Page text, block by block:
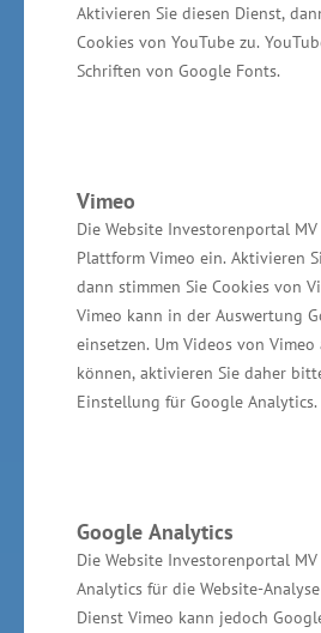
Aktivieren Sie diesen Dienst,
Cookies von YouTube zu.
Schriften von Google Fonts.
Vimeo
Die Website Investorenportal
Plattform Vimeo ein. Aktivieren
dann stimmen Sie Cookies von
Vimeo kann in der Auswertung
einsetzen. Um Videos von Vimeo
können, aktivieren Sie daher
Einstellung für Google Analytics.
Google Analytics
Die Website Investorenportal
Analytics für die Website-
Dienst Vimeo kann jedoch
Ministerium für Wirtschaft,
Tourismus und Arbeit
Invest in MV -
BioCon Valley®GmbH
Landesförderinstitut
(LFI M-V)
TBI Technologie-Beratungs-
GSA - Gesellschaft für
Arbeitsmarktentwicklung
Unternehmerverbände in MV
Wirtschaftsnahe
Landes MV